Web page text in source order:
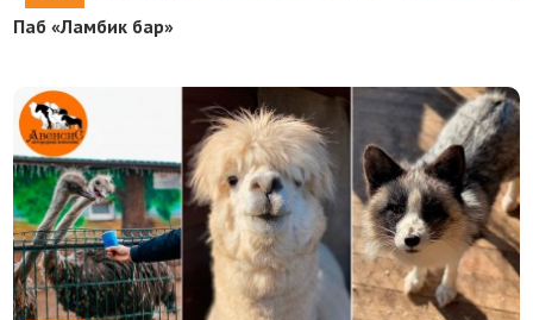
Паб «Ламбик бар»